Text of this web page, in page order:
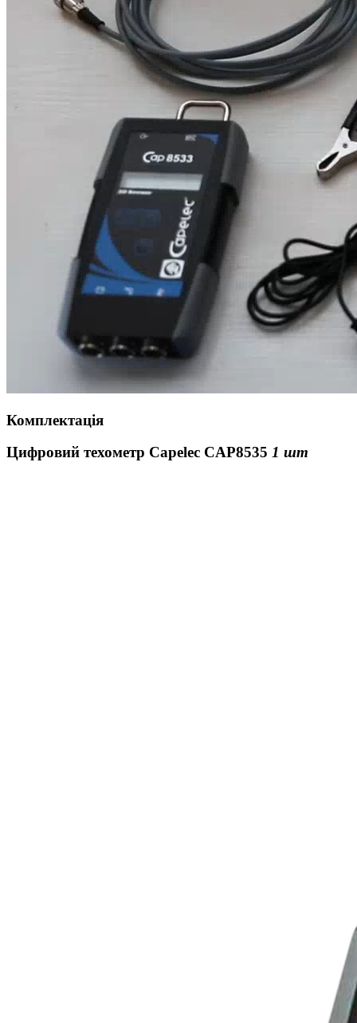
Комплектація
Цифровий техометр Сapelec CAP8535 1 шт